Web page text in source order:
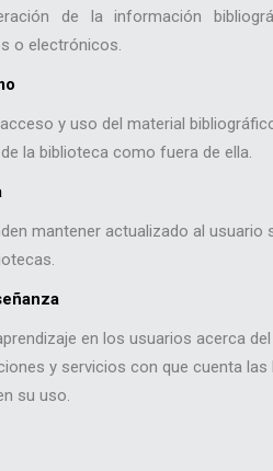
de la información
o electrónicos.
y uso del material
la biblioteca como fuera de ella.
mantener actualizado al usuario
en los usuarios acerca
y servicios con que cuenta
su uso.